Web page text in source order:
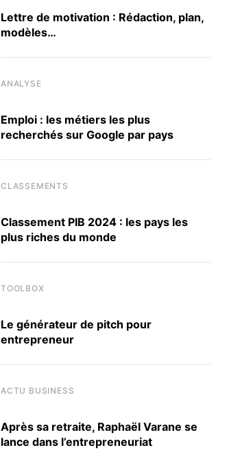
Lettre de motivation : Rédaction, plan,
modèles…
ANALYSE
Emploi : les métiers les plus
recherchés sur Google par pays
CLASSEMENTS
Classement PIB 2024 : les pays les
plus riches du monde
TOOLBOX
Le générateur de pitch pour
entrepreneur
ACTU BUSINESS
Après sa retraite, Raphaël Varane se
lance dans l’entrepreneuriat